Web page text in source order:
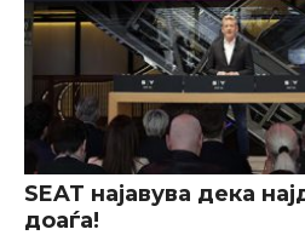
SEAT најавува дека
доаѓа!